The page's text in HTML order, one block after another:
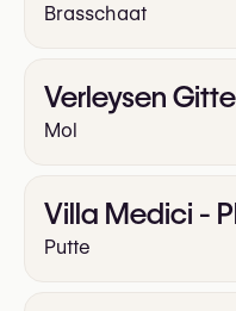
Brasschaat
Verleysen Gitte
Mol
Villa Medici -
Putte